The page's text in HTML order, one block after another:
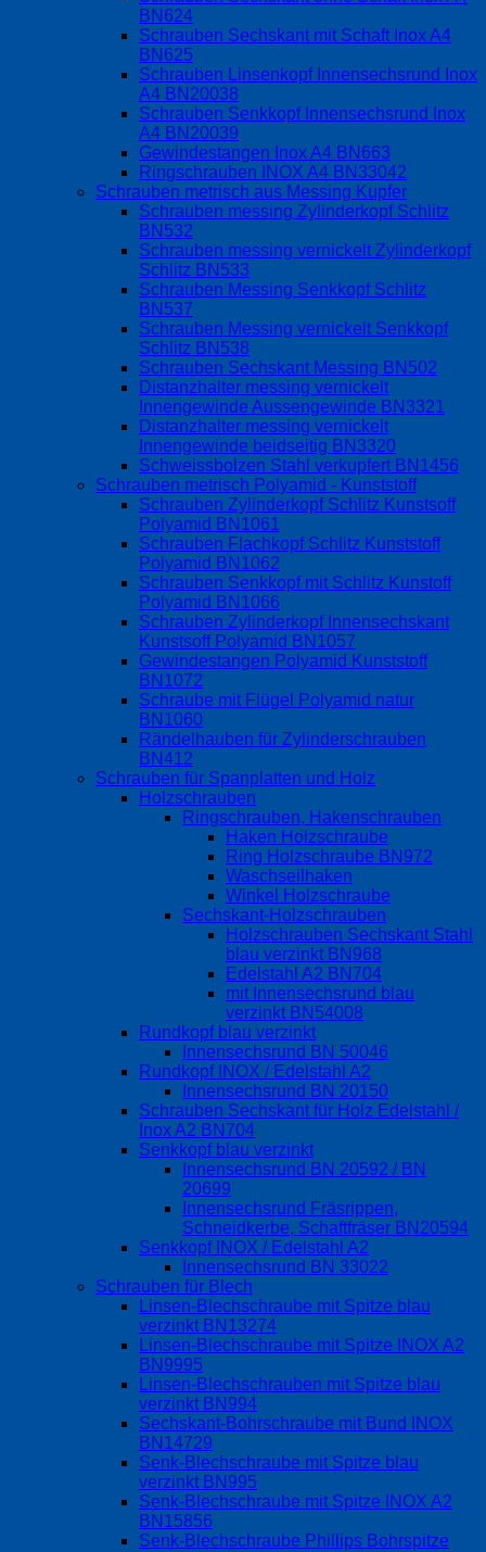
BN624
Schrauben Sechskant mit Schaft Inox A4
BN625
Schrauben Linsenkopf Innensechsrund Inox
A4 BN20038
Schrauben Senkkopf Innensechsrund Inox
A4 BN20039
Gewindestangen Inox A4 BN663
Ringschrauben INOX A4 BN33042
Schrauben metrisch aus Messing Kupfer
Schrauben messing Zylinderkopf Schlitz
BN532
Schrauben messing vernickelt Zylinderkopf
Schlitz BN533
Schrauben Messing Senkkopf Schlitz
BN537
Schrauben Messing vernickelt Senkkopf
Schlitz BN538
Schrauben Sechskant Messing BN502
Distanzhalter messing vernickelt
Innengewinde Aussengewinde BN3321
Distanzhalter messing vernickelt
Innengewinde beidseitig BN3320
Schweissbolzen Stahl verkupfert BN1456
Schrauben metrisch Polyamid - Kunststoff
Schrauben Zylinderkopf Schlitz Kunstsoff
Polyamid BN1061
Schrauben Flachkopf Schlitz Kunststoff
Polyamid BN1062
Schrauben Senkkopf mit Schlitz Kunstoff
Polyamid BN1066
Schrauben Zylinderkopf Innensechskant
Kunstsoff Polyamid BN1057
Gewindestangen Polyamid Kunststoff
BN1072
Schraube mit Flügel Polyamid natur
BN1060
Rändelhauben für Zylinderschrauben
BN412
Schrauben für Spanplatten und Holz
Holzschrauben
Ringschrauben, Hakenschrauben
Haken Holzschraube
Ring Holzschraube BN972
Waschseilhaken
Winkel Holzschraube
Sechskant-Holzschrauben
Holzschrauben Sechskant Stahl
blau verzinkt BN968
Edelstahl A2 BN704
mit Innensechsrund blau
verzinkt BN54008
Rundkopf blau verzinkt
Innensechsrund BN 50046
Rundkopf INOX / Edelstahl A2
Innensechsrund BN 20150
Schrauben Sechskant für Holz Edelstahl /
Inox A2 BN704
Senkkopf blau verzinkt
Innensechsrund BN 20592 / BN
20699
Innensechsrund Fräsrippen,
Schneidkerbe, Schaftfräser BN20594
Senkkopf INOX / Edelstahl A2
Innensechsrund BN 33022
Schrauben für Blech
Linsen-Blechschraube mit Spitze blau
verzinkt BN13274
Linsen-Blechschraube mit Spitze INOX A2
BN9995
Linsen-Blechschrauben mit Spitze blau
verzinkt BN994
Sechskant-Bohrschraube mit Bund INOX
BN14729
Senk-Blechschraube mit Spitze blau
verzinkt BN995
Senk-Blechschraube mit Spitze INOX A2
BN15856
Senk-Blechschraube Phillips Bohrspitze